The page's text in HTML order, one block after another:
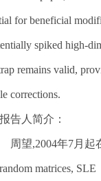
for beneficial
spiked high-
remains valid,
corrections.
报告人简介：
周望,2004年7月起
matrices,